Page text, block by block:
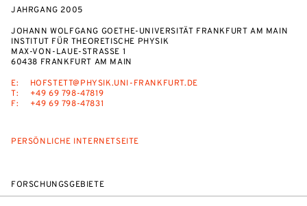
JAHRGANG 2005
JOHANN WOLFGANG GOETHE-UNIVERSITÄT FRANKFURT AM MAIN
INSTITUT FÜR THEORETISCHE PHYSIK
MAX-VON-LAUE-STRASSE 1
60438 FRANKFURT AM MAIN
E:
HOFSTETT@PHYSIK.UNI-FRANKFURT.DE
T:
+49 69 798-47819
F:
+49 69 798-47831
PERSÖNLICHE INTERNETSEITE
FORSCHUNGSGEBIETE